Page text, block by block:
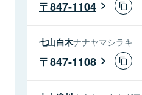
847-1104
七山白木ナナヤマシラキ
847-1108